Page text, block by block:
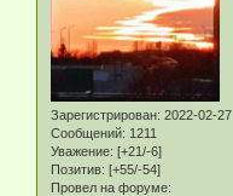
Зарегистрирован: 2022-02-27
Сообщений: 1211
Уважение: [+21/-6]
Позитив: [+55/-54]
Провел на форуме: